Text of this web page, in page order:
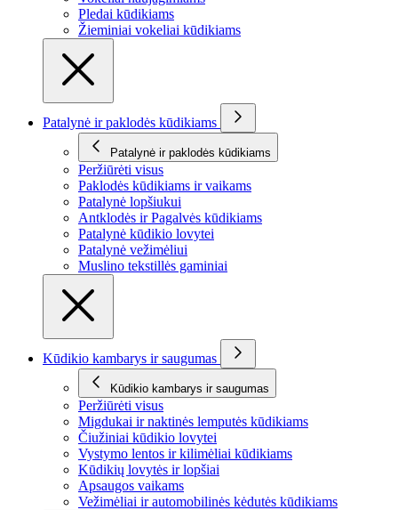
Pledai kūdikiams
Žieminiai vokeliai kūdikiams
Patalynė ir paklodės kūdikiams
Patalynė ir paklodės kūdikiams
Peržiūrėti visus
Paklodės kūdikiams ir vaikams
Patalynė lopšiukui
Antklodės ir Pagalvės kūdikiams
Patalynė kūdikio lovytei
Patalynė vežimėliui
Muslino tekstillės gaminiai
Kūdikio kambarys ir saugumas
Kūdikio kambarys ir saugumas
Peržiūrėti visus
Migdukai ir naktinės lemputės kūdikiams
Čiužiniai kūdikio lovytei
Vystymo lentos ir kilimėliai kūdikiams
Kūdikių lovytės ir lopšiai
Apsaugos vaikams
Vežimėliai ir automobilinės kėdutės kūdikiams